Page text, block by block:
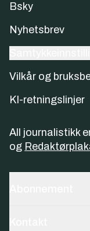
Bsky
Nyhetsbrev
Vilkår og
KI-retningslinjer
All journalistikk
og